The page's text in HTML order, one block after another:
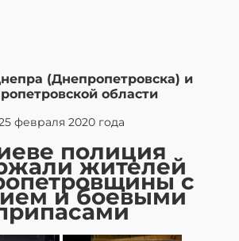
(Днепропетровска) и
области
февраля 2020 года
полиция
жителей
с
и боевыми